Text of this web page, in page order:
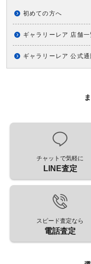
初めての方へ
ギャラリーレア 店舗一
ギャラリーレア 公式通
チャットで気軽に
LINE査定
スピード査定なら
電話査定